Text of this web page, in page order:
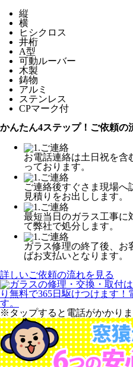
縦
横
ヒシクロス
井桁
A型
可動ルーバー
木製
鋳物
アルミ
ステンレス
CPマーク付
かんたん4ステップ！ ご依頼の
お電話連絡は土日祝を含
っております。
ご連絡後すぐさま現場へ
見積りをお出しします。
最短当日のガラス工事に
て弊社で処分します。
ガラス修理の終了後、お
ばお支払いとなります。
詳しいご依頼の流れを見る
※タップすると電話がかかり